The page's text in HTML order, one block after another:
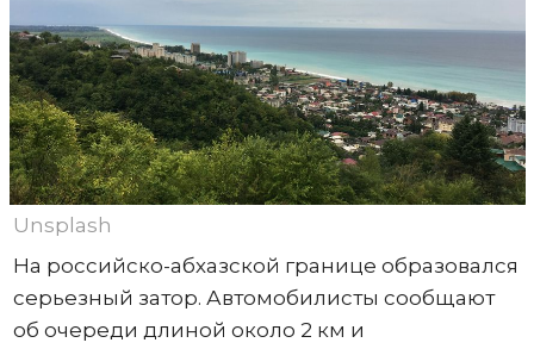
Unsplash
На российско-абхазской границе образовался
серьезный затор. Автомобилисты сообщают
об очереди длиной около 2 км и